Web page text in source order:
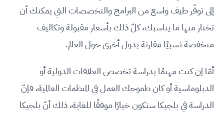
إلى توفّر طيف واسع من البرامج والتخصصات التي يمكنك أن
تختار منها ما يناسبك، كلّ ذلك بأسعار مقبولة وتكاليف
منخفضة نسبيًا مقارنة بدول أخرى حول العالم.
أمّا إن كنت مهتمًا بدراسة تخصص العلاقات الدولية أو
الدبلوماسية أو كان طموحك العمل في المنظمات العالمية، فإنّ
الدراسة في بلجيكا ستكون خيارًا موفقًا للغاية، ذلك أنّ بلجيكا